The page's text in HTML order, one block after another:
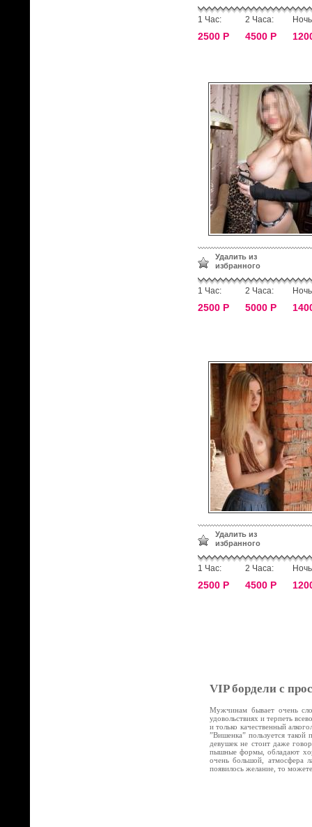
1 Час:
2500 Р
2 Часа:
4500 Р
Удалить из
избранного
1 Час:
2500 Р
2 Часа:
5000 Р
Удалить из
избранного
1 Час:
2500 Р
2 Часа:
4500 Р
VIP бордели с
Мужчинам бывает очень
удовольствиях и терпеть
и только качественный
”Вишенка” пользуется
девушек не стоит даже
пышные формы, обладают
очень большой, атмосфера
появилось желание, то